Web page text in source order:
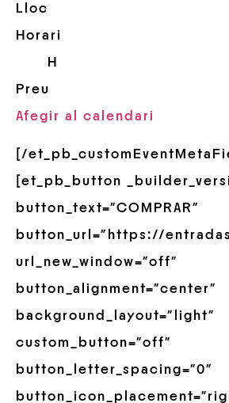
Lloc
Horari
H
Preu
Afegir al calendari
[/
[et_pb_button
button_text=”COMPRAR”
button_url=”https://
url_new_window=”off”
button_alignment=”center”
background_layout=”light”
custom_button=”off”
button_letter_spacing=”0″